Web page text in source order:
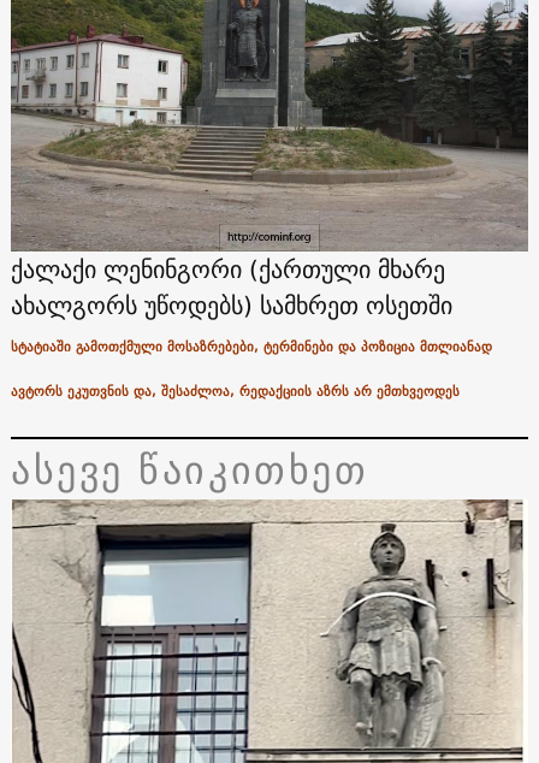
ქალაქი ლენინგორი (ქართული მხარე
ახალგორს უწოდებს) სამხრეთ ოსეთში
სტატიაში გამოთქმული მოსაზრებები, ტერმინები და პოზიცია მთლიანად
ავტორს ეკუთვნის და, შესაძლოა, რედაქციის აზრს არ ემთხვეოდეს
ასევე წაიკითხეთ